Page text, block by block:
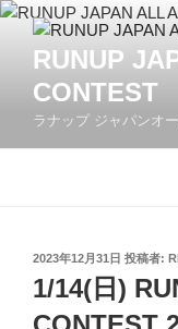
コ
RUNUP
CONTEST
ラナップ ジャパンオ
投
稿
日:
2023年12月31日 投稿者:
1/14(日)